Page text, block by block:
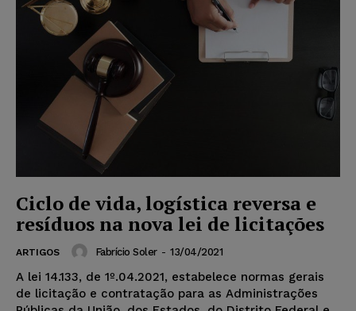
Ciclo de vida, logística reversa e
resíduos na nova lei de licitações
ARTIGOS Fabrício Soler - 13/04/2021
A lei 14.133, de 1º.04.2021, estabelece normas gerais
de licitação e contratação para as Administrações